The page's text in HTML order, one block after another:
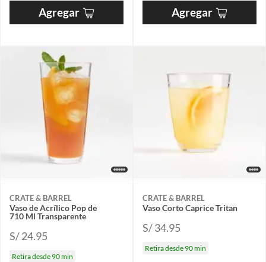
Agregar Agregar
CRATE & BARREL
Vaso de Acrílico Pop de
710 Ml Transparente
S/ 24.95
Retira desde 90 min
CRATE & BARREL
Vaso Corto Caprice Tritan
S/ 34.95
Retira desde 90 min